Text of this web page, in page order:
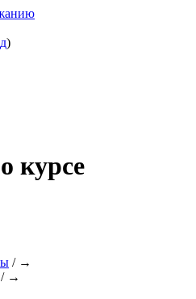
)
курсе
/ →
/ →